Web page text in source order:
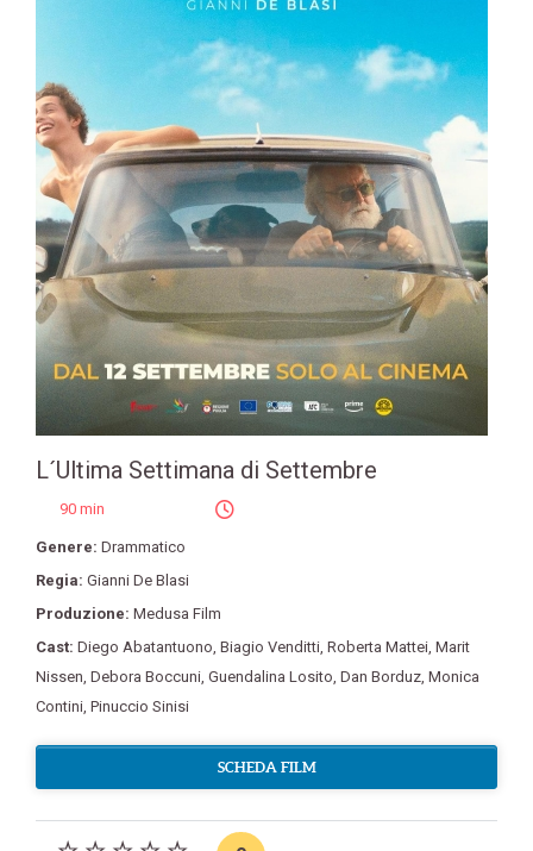
L´Ultima Settimana di Settembre
90 min
Genere: Drammatico
Regia: Gianni De Blasi
Produzione: Medusa Film
Cast: Diego Abatantuono, Biagio Venditti, Roberta Mattei, Marit
Nissen, Debora Boccuni, Guendalina Losito, Dan Borduz, Monica
Contini, Pinuccio Sinisi
SCHEDA FILM